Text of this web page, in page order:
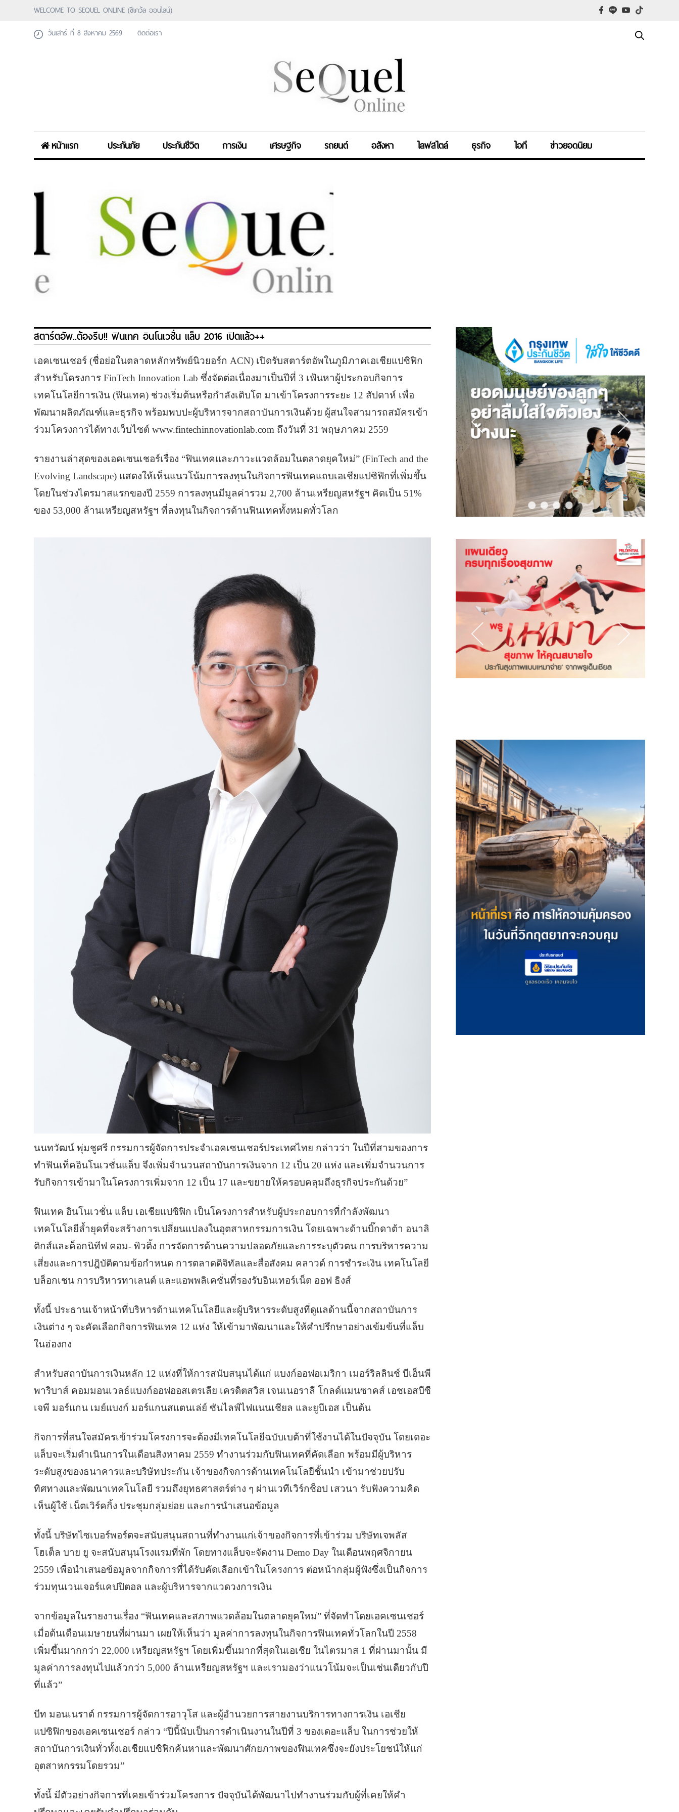
WELCOME TO SEQUEL ONLINE (ซีเคว้ล ออนไลน์)
วันเสาร์ ที่ 8 สิงหาคม 2569
ติดต่อเรา
หน้าแรก ประกันภัย ประกันชีวิต การเงิน เศรษฐกิจ รถยนต์ อสังหา ไลฟสไตล์ ธุรกิจ ไอที ข่าวยอดนิยม
สตาร์ตอัพ..ต้องรีบ!! ฟินเทค อินโนเวชั่น แล็บ 2016 เปิดแล้ว++
เอคเซนเชอร์ (ชื่อย่อในตลาดหลักทรัพย์นิวยอร์ก ACN) เปิดรับสตาร์ตอัพในภูมิภาคเอเชียแปซิฟิก
สำหรับโครงการ FinTech Innovation Lab ซึ่งจัดต่อเนื่องมาเป็นปีที่ 3 เฟ้นหาผู้ประกอบกิจการ
เทคโนโลยีการเงิน (ฟินเทค) ช่วงเริ่มต้นหรือกำลังเติบโต มาเข้าโครงการระยะ 12 สัปดาห์ เพื่อ
พัฒนาผลิตภัณฑ์และธุรกิจ พร้อมพบปะผู้บริหารจากสถาบันการเงินด้วย ผู้สนใจสามารถสมัครเข้า
ร่วมโครงการได้ทางเว็บไซต์ www.fintechinnovationlab.com ถึงวันที่ 31 พฤษภาคม 2559
รายงานล่าสุดของเอคเซนเชอร์เรื่อง “ฟินเทคและภาวะแวดล้อมในตลาดยุคใหม่” (FinTech and the
Evolving Landscape) แสดงให้เห็นแนวโน้มการลงทุนในกิจการฟินเทคแถบเอเชียแปซิฟิกที่เพิ่มขึ้น
โดยในช่วงไตรมาสแรกของปี 2559 การลงทุนมีมูลค่ารวม 2,700 ล้านเหรียญสหรัฐฯ คิดเป็น 51%
ของ 53,000 ล้านเหรียญสหรัฐฯ ที่ลงทุนในกิจการด้านฟินเทคทั้งหมดทั่วโลก
นนทวัฒน์ พุ่มชูศรี กรรมการผู้จัดการประจำเอคเซนเชอร์ประเทศไทย กล่าวว่า ในปีที่สามของการ
ทำฟินเท็คอินโนเวชั่นแล็บ จึงเพิ่มจำนวนสถาบันการเงินจาก 12 เป็น 20 แห่ง และเพิ่มจำนวนการ
รับกิจการเข้ามาในโครงการเพิ่มจาก 12 เป็น 17 และขยายให้ครอบคลุมถึงธุรกิจประกันด้วย”
ฟินเทค อินโนเวชั่น แล็บ เอเชียแปซิฟิก เป็นโครงการสำหรับผู้ประกอบการที่กำลังพัฒนา
เทคโนโลยีล้ำยุคที่จะสร้างการเปลี่ยนแปลงในอุตสาหกรรมการเงิน โดยเฉพาะด้านบิ๊กดาต้า อนาลิ
ติกส์และค็อกนิทีฟ คอม- พิวติ้ง การจัดการด้านความปลอดภัยและการระบุตัวตน การบริหารความ
เสี่ยงและการปฎิบัติตามข้อกำหนด การตลาดดิจิทัลและสื่อสังคม คลาวด์ การชำระเงิน เทคโนโลยี
บล็อกเชน การบริหารทาเลนต์ และแอพพลิเคชั่นที่รองรับอินเทอร์เน็ต ออฟ ธิงส์
ทั้งนี้ ประธานเจ้าหน้าที่บริหารด้านเทคโนโลยีและผู้บริหารระดับสูงที่ดูแลด้านนี้จากสถาบันการ
เงินต่าง ๆ จะคัดเลือกกิจการฟินเทค 12 แห่ง ให้เข้ามาพัฒนาและให้คำปรึกษาอย่างเข้มข้นที่แล็บ
ในฮ่องกง
สำหรับสถาบันการเงินหลัก 12 แห่งที่ให้การสนับสนุนได้แก่ แบงก์ออฟอเมริกา เมอร์ริลลินช์ บีเอ็นพี
พาริบาส์ คอมมอนเวลธ์แบงก์ออฟออสเตรเลีย เครดิตสวิส เจนเนอราลี โกลด์แมนซาคส์ เอชเอสบีซี
เจพี มอร์แกน เมย์แบงก์ มอร์แกนสแตนเล่ย์ ซันไลฟ์ไฟแนนเชียล และยูบีเอส เป็นต้น
กิจการที่สนใจสมัครเข้าร่วมโครงการจะต้องมีเทคโนโลยีฉบับเบต้าที่ใช้งานได้ในปัจจุบัน โดยเดอะ
แล็บจะเริ่มดำเนินการในเดือนสิงหาคม 2559 ทำงานร่วมกับฟินเทคที่คัดเลือก พร้อมมีผู้บริหาร
ระดับสูงของธนาคารและบริษัทประกัน เจ้าของกิจการด้านเทคโนโลยีชั้นนำ เข้ามาช่วยปรับ
ทิศทางและพัฒนาเทคโนโลยี รวมถึงยุทธศาสตร์ต่าง ๆ ผ่านเวทีเวิร์กช็อป เสวนา รับฟังความคิด
เห็นผู้ใช้ เน็ตเวิร์คกิ้ง ประชุมกลุ่มย่อย และการนำเสนอข้อมูล
ทั้งนี้ บริษัทไซเบอร์พอร์ตจะสนับสนุนสถานที่ทำงานแก่เจ้าของกิจการที่เข้าร่วม บริษัทเจพลัส
โฮเต็ล บาย ยู จะสนับสนุนโรงแรมที่พัก โดยทางแล็บจะจัดงาน Demo Day ในเดือนพฤศจิกายน
2559 เพื่อนำเสนอข้อมูลจากกิจการที่ได้รับคัดเลือกเข้าในโครงการ ต่อหน้ากลุ่มผู้ฟังซึ่งเป็นกิจการ
ร่วมทุนเวนเจอร์แคปปิตอล และผู้บริหารจากแวดวงการเงิน
จากข้อมูลในรายงานเรื่อง “ฟินเทคและสภาพแวดล้อมในตลาดยุคใหม่” ที่จัดทำโดยเอคเซนเชอร์
เมื่อต้นเดือนเมษายนที่ผ่านมา เผยให้เห็นว่า มูลค่าการลงทุนในกิจการฟินเทคทั่วโลกในปี 2558
เพิ่มขึ้นมากกว่า 22,000 เหรียญสหรัฐฯ โดยเพิ่มขึ้นมากที่สุดในเอเชีย ในไตรมาส 1 ที่ผ่านมานั้น มี
มูลค่าการลงทุนไปแล้วกว่า 5,000 ล้านเหรียญสหรัฐฯ และเรามองว่าแนวโน้มจะเป็นเช่นเดียวกับปี
ที่แล้ว”
บีท มอนเนราต์ กรรมการผู้จัดการอาวุโส และผู้อำนวยการสายงานบริการทางการเงิน เอเชีย
แปซิฟิกของเอคเซนเชอร์ กล่าว “ปีนี้นับเป็นการดำเนินงานในปีที่ 3 ของเดอะแล็บ ในการช่วยให้
สถาบันการเงินทั่วทั้งเอเชียแปซิฟิกค้นหาและพัฒนาศักยภาพของฟินเทคซึ่งจะยังประโยชน์ให้แก่
อุตสาหกรรมโดยรวม”
ทั้งนี้ มีตัวอย่างกิจการที่เคยเข้าร่วมโครงการ ปัจจุบันได้พัฒนาไปทำงานร่วมกับผู้ที่เคยให้คำ